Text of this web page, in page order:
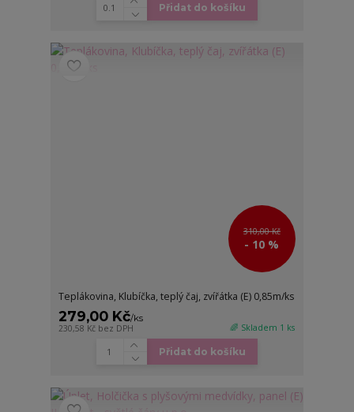
Přidat do košíku
310,00 Kč
- 10 %
Teplákovina, Klubíčka, teplý čaj, zvířátka (E) 0,85m/ks
279,00 Kč/ks
230,58 Kč bez DPH 🌈 Skladem 1 ks
Přidat do košíku